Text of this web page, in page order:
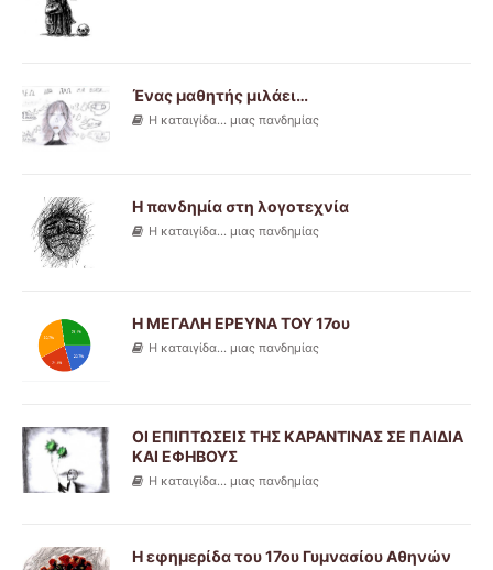
Ένας μαθητής μιλάει…
Η καταιγίδα... μιας πανδημίας
Η πανδημία στη λογοτεχνία
Η καταιγίδα... μιας πανδημίας
Η ΜΕΓΑΛΗ ΕΡΕΥΝΑ ΤΟΥ 17ου
Η καταιγίδα... μιας πανδημίας
ΟΙ ΕΠΙΠΤΩΣΕΙΣ ΤΗΣ ΚΑΡΑΝΤΙΝΑΣ ΣΕ ΠΑΙΔΙΑ
ΚΑΙ ΕΦΗΒΟΥΣ
Η καταιγίδα... μιας πανδημίας
Η εφημερίδα του 17ου Γυμνασίου Αθηνών